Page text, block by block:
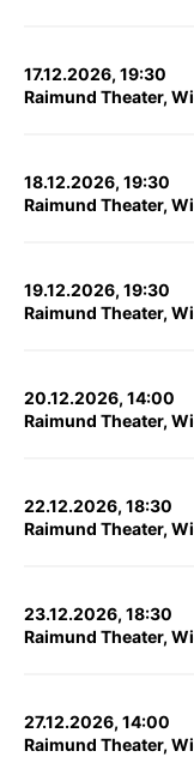
17.12.2026, 19:30
Raimund Theater,
18.12.2026, 19:30
Raimund Theater,
19.12.2026, 19:30
Raimund Theater,
20.12.2026, 14:00
Raimund Theater,
22.12.2026, 18:30
Raimund Theater,
23.12.2026, 18:30
Raimund Theater,
27.12.2026, 14:00
Raimund Theater,